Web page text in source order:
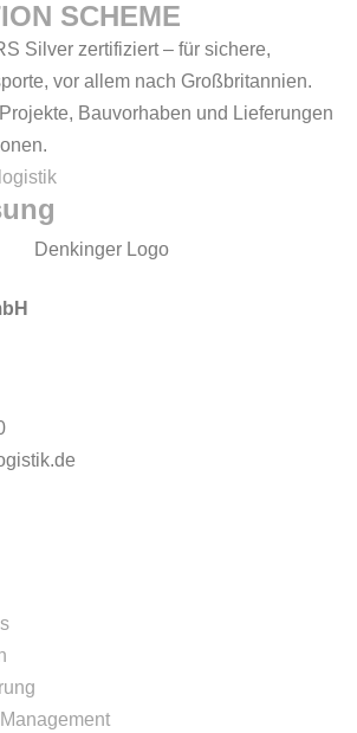
SCHEME
Silver zertifiziert – für sichere,
vor allem nach Großbritannien.
Bauvorhaben und Lieferungen